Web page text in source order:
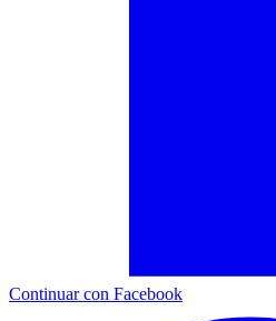
Continuar con Facebook